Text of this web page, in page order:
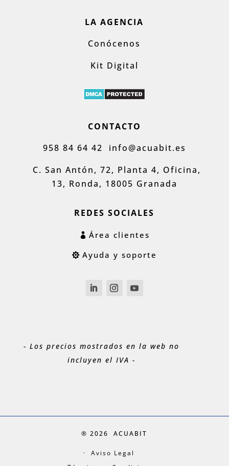
LA AGENCIA
Conócenos
Kit Digital
CONTACTO
958 84 64 42 info@acuabit.es
C. San Antón, 72, Planta 4, Oficina,
13, Ronda, 18005 Granada
REDES SOCIALES
Área clientes
Ayuda y soporte
- Los precios mostrados en la web no
incluyen el IVA -
® 2026ACUABIT
Aviso Legal